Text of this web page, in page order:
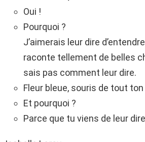
Oui !
Pourquoi ?
J’aimerais leur dire
raconte tellement de belles
sais pas comment leur dire.
Fleur bleue, souris de tout
Et pourquoi ?
Parce que tu viens de leur